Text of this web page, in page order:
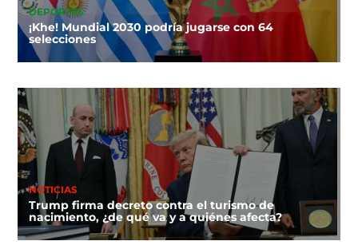
DEPORTES
¡Khe! Mundial 2030 podría jugarse con 64
selecciones
NOTICIAS
Trump firma decreto contra el turismo de
nacimiento, ¿de qué va y a quiénes afecta?